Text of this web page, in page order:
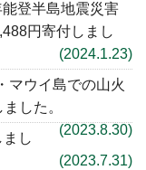
登半島地震災害
円寄付しまし
(2024.1.23)
マウイ島での山火
した。
(2023.8.30)
まし
(2023.7.31)